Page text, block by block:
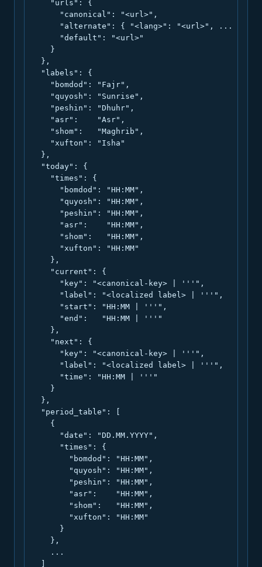
    "urls": {
      "canonical": "<url>",
      "alternate": { "<lang>": "<url>", ... },
      "default": "<url>"
    }
  },
  "labels": {
    "bomdod": "Fajr",
    "quyosh": "Sunrise",
    "peshin": "Dhuhr",
    "asr":    "Asr",
    "shom":   "Maghrib",
    "xufton": "Isha"
  },
  "today": {
    "times": {
      "bomdod": "HH:MM",
      "quyosh": "HH:MM",
      "peshin": "HH:MM",
      "asr":    "HH:MM",
      "shom":   "HH:MM",
      "xufton": "HH:MM"
    },
    "current": {
      "key": "<canonical-key> | '''",
      "label": "<localized label> | '''",
      "start": "HH:MM | '''",
      "end":   "HH:MM | '''"
    },
    "next": {
      "key": "<canonical-key> | '''",
      "label": "<localized label> | '''",
      "time": "HH:MM | '''"
    }
  },
  "period_table": [
    {
      "date": "DD.MM.YYYY",
      "times": {
        "bomdod": "HH:MM",
        "quyosh": "HH:MM",
        "peshin": "HH:MM",
        "asr":    "HH:MM",
        "shom":   "HH:MM",
        "xufton": "HH:MM"
      }
    },
    ...